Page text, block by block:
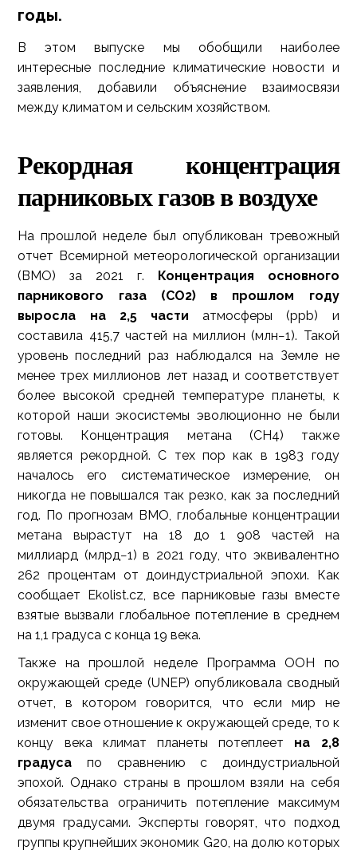
годы.
В этом выпуске мы обобщили наиболее
интересные последние климатические новости и
заявления, добавили объяснение взаимосвязи
между климатом и сельским хозяйством.
Рекордная концентрация
парниковых газов в воздухе
На прошлой неделе был опубликован тревожный
отчет Всемирной метеорологической организации
(ВМО) за 2021 г. Концентрация основного
парникового газа (CO2) в прошлом году
выросла на 2,5 части атмосферы (ppb) и
составила 415,7 частей на миллион (млн−1). Такой
уровень последний раз наблюдался на Земле не
менее трех миллионов лет назад и соответствует
более высокой средней температуре планеты, к
которой наши экосистемы эволюционно не были
готовы. Концентрация метана (CH4) также
является рекордной. С тех пор как в 1983 году
началось его систематическое измерение, он
никогда не повышался так резко, как за последний
год. По прогнозам ВМО, глобальные концентрации
метана вырастут на 18 до 1 908 частей на
миллиард (млрд−1) в 2021 году, что эквивалентно
262 процентам от доиндустриальной эпохи. Как
сообщает Ekolist.cz, все парниковые газы вместе
взятые вызвали глобальное потепление в среднем
на 1,1 градуса с конца 19 века.
Также на прошлой неделе Программа ООН по
окружающей среде (UNEP) опубликовала сводный
отчет, в котором говорится, что если мир не
изменит свое отношение к окружающей среде, то к
концу века климат планеты потеплеет на 2,8
градуса по сравнению с доиндустриальной
эпохой. Однако страны в прошлом взяли на себя
обязательства ограничить потепление максимум
двумя градусами. Эксперты говорят, что подход
группы крупнейших экономик G20, на долю которых